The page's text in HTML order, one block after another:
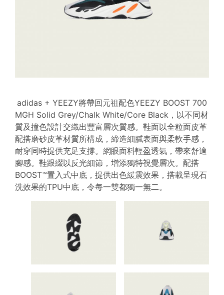
adidas + YEEZY將帶回元祖配色YEEZY BOOST 700
MGH Solid Grey/Chalk White/Core Black，以不同材
質及撞色設計交織出豐富層次質感。鞋面以全粒面皮革
配搭磨砂皮革材質所構成，締造細膩表面與柔軟手感，
耐穿同時提供充足支撐。網眼面料輕盈透氣，帶來舒適
腳感。鞋跟綴以反光細節，增添獨特視覺層次。配搭
BOOST™置入式中底，提供出色緩震效果，搭載呈現石
洗效果的TPU中底，令每一雙都獨一無二。